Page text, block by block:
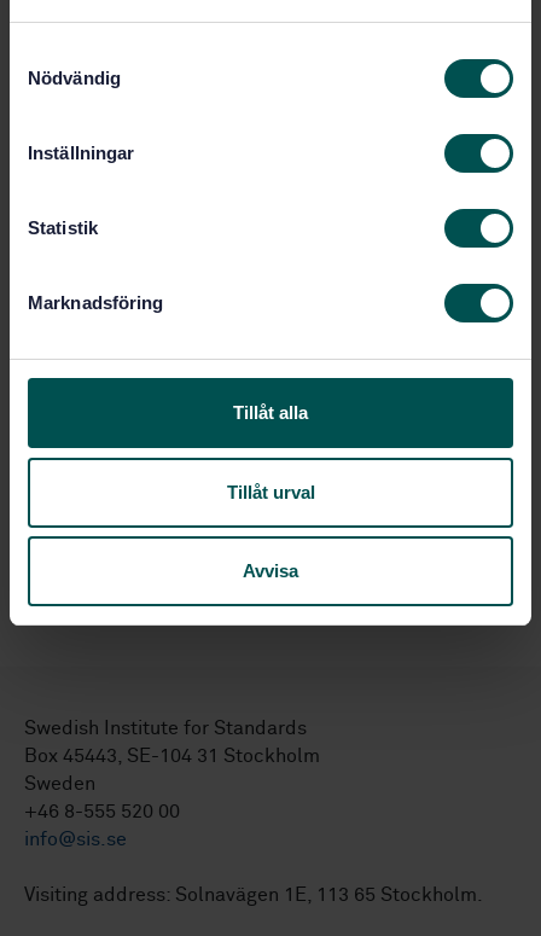
Nödvändig
Inställningar
Statistik
Marknadsföring
Tillåt alla
Tillåt urval
Avvisa
7
SS-ISO 9772:2012
characteristics of small specimens subjected
SS-EN ISO 5999:2013Flexible cellular
polymeric materials - Polyurethane foam for
underlay - Specification (ISO 5999:2013)
polymeric materials — Accelerated ageing
tests (ISO 2440:2025, IDT)
Swedish Institute for Standards
Box 45443, SE-104 31 Stockholm
Sweden
+46 8-555 520 00
info@sis.se
Visiting address: Solnavägen 1E, 113 65 Stockholm.